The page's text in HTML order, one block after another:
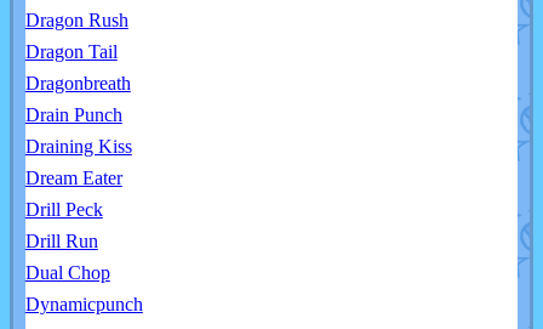
Dragon Rush
Dragon Tail
Dragonbreath
Drain Punch
Draining Kiss
Dream Eater
Drill Peck
Drill Run
Dual Chop
Dynamicpunch